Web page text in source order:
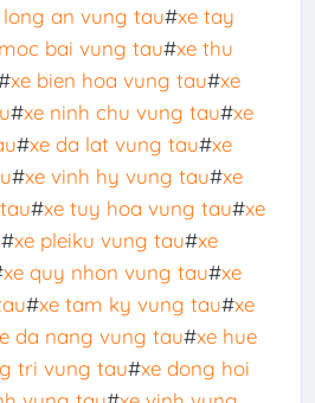
long an vung tau#xe tay
bai vung tau#xe thu
xe bien hoa vung tau#xe
#xe ninh chu vung tau#xe
#xe da lat vung tau#xe
#xe vinh hy vung tau#xe
#xe tuy hoa vung tau#xe
#xe pleiku vung tau#xe
xe quy nhon vung tau#xe
#xe tam ky vung tau#xe
da nang vung tau#xe hue
tri vung tau#xe dong hoi